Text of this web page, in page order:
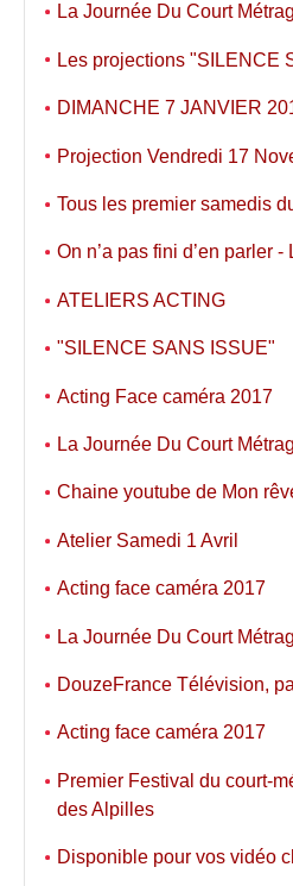
La Journée Du Court
Les projections "SILENCE
DIMANCHE 7 JANVIER
Projection Vendredi 17
Tous les premier samedis
On n’a pas fini d’en parler -
ATELIERS ACTING
"SILENCE SANS ISSUE"
Acting Face caméra 2017
La Journée Du Court
Chaine youtube de Mon
Atelier Samedi 1 Avril
Acting face caméra 2017
La Journée Du Court
DouzeFrance Télévision,
Acting face caméra 2017
Premier Festival du court-
des Alpilles
Disponible pour vos vidéo